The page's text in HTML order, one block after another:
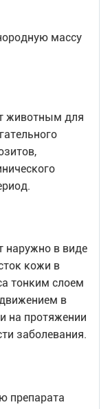
массу
животным для
в виде
кожи в
тонким слоем
в
на протяжении
заболевания.
препарата